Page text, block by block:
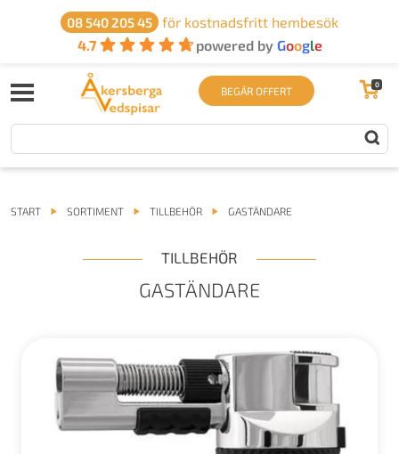
08 540 205 45
för kostnadsfritt hembesök
4.7
powered by Google
BEGÄR OFFERT 0
START SORTIMENT TILLBEHÖR GASTÄNDARE
TILLBEHÖR
GASTÄNDARE